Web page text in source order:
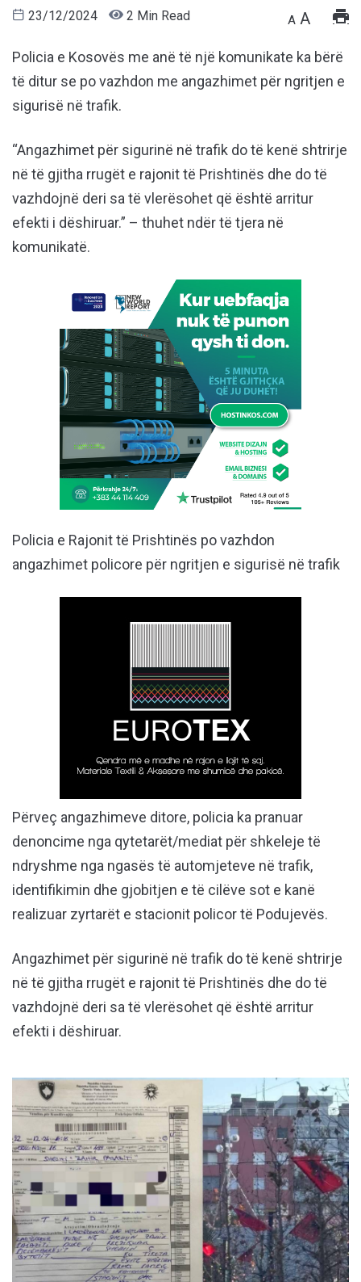
23/12/2024 2 Min Read A A
Policia e Kosovës me anë të një komunikate ka bërë
të ditur se po vazhdon me angazhimet për ngritjen e
sigurisë në trafik.
“Angazhimet për sigurinë në trafik do të kenë shtrirje
në të gjitha rrugët e rajonit të Prishtinës dhe do të
vazhdojnë deri sa të vlerësohet që është arritur
efekti i dëshiruar.” – thuhet ndër të tjera në
komunikatë.
Policia e Rajonit të Prishtinës po vazhdon
angazhimet policore për ngritjen e sigurisë në trafik
Përveç angazhimeve ditore, policia ka pranuar
denoncime nga qytetarët/mediat për shkeleje të
ndryshme nga ngasës të automjeteve në trafik,
identifikimin dhe gjobitjen e të cilëve sot e kanë
realizuar zyrtarët e stacionit policor të Podujevës.
Angazhimet për sigurinë në trafik do të kenë shtrirje
në të gjitha rrugët e rajonit të Prishtinës dhe do të
vazhdojnë deri sa të vlerësohet që është arritur
efekti i dëshiruar.